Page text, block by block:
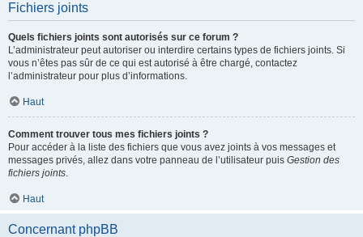
Fichiers joints
Quels fichiers joints sont autorisés sur ce forum ?
L’administrateur peut autoriser ou interdire certains types de fichiers joints. Si
vous n’êtes pas sûr de ce qui est autorisé à être chargé, contactez
l’administrateur pour plus d’informations.
Haut
Comment trouver tous mes fichiers joints ?
Pour accéder à la liste des fichiers que vous avez joints à vos messages et
messages privés, allez dans votre panneau de l’utilisateur puis Gestion des
fichiers joints.
Haut
Concernant phpBB